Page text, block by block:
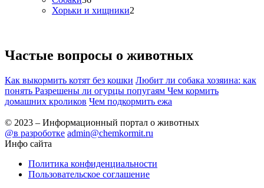
Хорьки и хищники2
Частые вопросы о животных
Как выкормить котят без кошки Любит ли собака хозяина: как
понять Разрешены ли огурцы попугаям Чем кормить
домашних кроликов Чем подкормить ежа
© 2023 – Информационный портал о животных
@в разроботке admin@chemkormit.ru
Инфо сайта
Политика конфиденциальности
Пользовательское соглашение